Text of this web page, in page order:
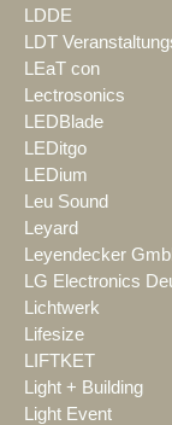
LDDE
LDT
LEaT con
Lectrosonics
LEDBlade
LEDitgo
LEDium
Leu Sound
Leyard
Leyendecker
LG Electronics
Lichtwerk
Lifesize
LIFTKET
Light + Building
Light Event